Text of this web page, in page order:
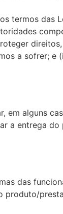
termos das
a sofrer;
em alguns
a entrega
das
produto/